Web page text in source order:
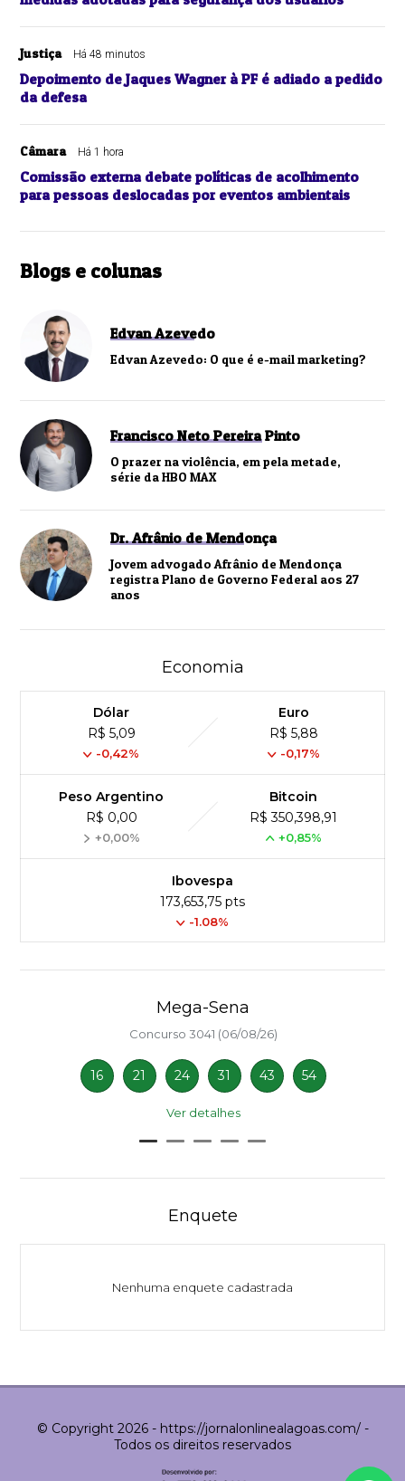
Justiça Há 48 minutos
Depoimento de Jaques Wagner à PF é adiado a pedido
da defesa
Câmara Há 1 hora
Comissão externa debate políticas de acolhimento
para pessoas deslocadas por eventos ambientais
Blogs e colunas
Edvan Azevedo
Edvan Azevedo: O que é e-mail marketing?
Francisco Neto Pereira Pinto
O prazer na violência, em pela metade,
série da HBO MAX
Dr. Afrânio de Mendonça
Jovem advogado Afrânio de Mendonça
registra Plano de Governo Federal aos 27
anos
Economia
Dólar
R$ 5,09
-0,42%
Euro
R$ 5,88
-0,17%
Peso Argentino
R$ 0,00
+0,00%
Bitcoin
R$ 350,398,91
+0,85%
Ibovespa
173,653,75 pts
-1.08%
Mega-Sena
Concurso 3041 (06/08/26)
16 21 24 31 43 54
Ver detalhes
Enquete
Nenhuma enquete cadastrada
© Copyright 2026 - https://jornalonlinealagoas.com/ -
Todos os direitos reservados